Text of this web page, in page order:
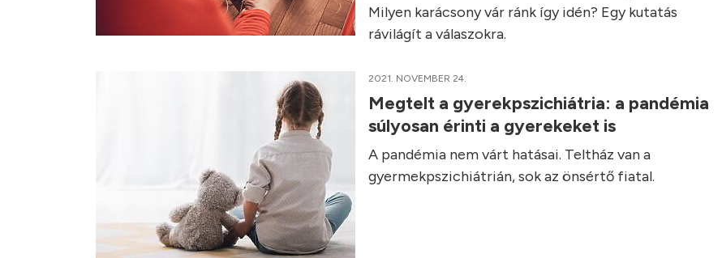
Milyen karácsony vár ránk így idén? Egy kutatás
rávilágít a válaszokra.
2021. NOVEMBER 24.
Megtelt a gyerekpszichiátria: a pandémia
súlyosan érinti a gyerekeket is
A pandémia nem várt hatásai. Teltház van a
gyermekpszichiátrián, sok az önsértő fiatal.